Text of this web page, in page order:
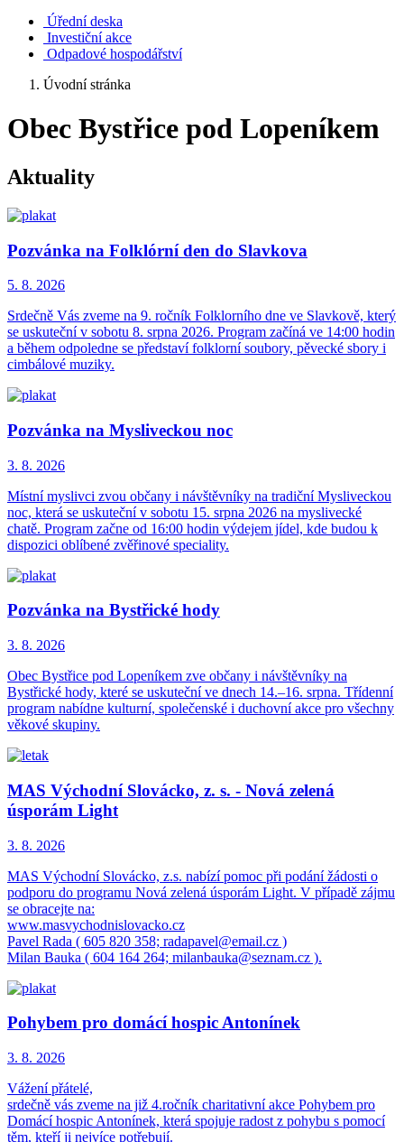
Úřední deska
Investiční akce
Odpadové hospodářství
Úvodní stránka
Obec Bystřice pod Lopeníkem
Aktuality
Pozvánka na Folklórní den do Slavkova
5. 8. 2026
Srdečně Vás zveme na 9. ročník Folklorního dne ve Slavkově, který
se uskuteční v sobotu 8. srpna 2026. Program začíná ve 14:00 hodin
a během odpoledne se představí folklorní soubory, pěvecké sbory i
cimbálové muziky.
Pozvánka na Mysliveckou noc
3. 8. 2026
Místní myslivci zvou občany i návštěvníky na tradiční Mysliveckou
noc, která se uskuteční v sobotu 15. srpna 2026 na myslivecké
chatě. Program začne od 16:00 hodin výdejem jídel, kde budou k
dispozici oblíbené zvěřinové speciality.
Pozvánka na Bystřické hody
3. 8. 2026
Obec Bystřice pod Lopeníkem zve občany i návštěvníky na
Bystřické hody, které se uskuteční ve dnech 14.–16. srpna. Třídenní
program nabídne kulturní, společenské i duchovní akce pro všechny
věkové skupiny.
MAS Východní Slovácko, z. s. - Nová zelená
úsporám Light
3. 8. 2026
MAS Východní Slovácko, z.s. nabízí pomoc při podání žádosti o
podporu do programu Nová zelená úsporám Light. V případě zájmu
se obracejte na:
www.masvychodnislovacko.cz
Pavel Rada ( 605 820 358; radapavel@email.cz )
Milan Bauka ( 604 164 264; milanbauka@seznam.cz ).
Pohybem pro domácí hospic Antonínek
3. 8. 2026
Vážení přátelé,
srdečně vás zveme na již 4.ročník charitativní akce Pohybem pro
Domácí hospic Antonínek, která spojuje radost z pohybu s pomocí
těm, kteří ji nejvíce potřebují.